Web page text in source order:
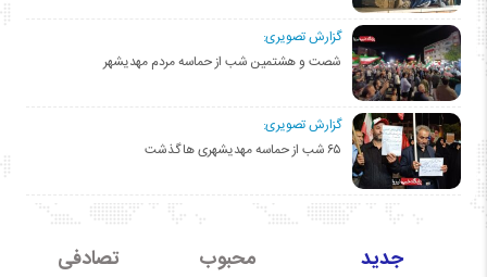
گزارش تصویری:
شصت و هشتمین شب از حماسه مردم مهدیشهر
گزارش تصویری:
۶۵ شب از حماسه مهدیشهری ها گذشت
جدید محبوب تصادفی